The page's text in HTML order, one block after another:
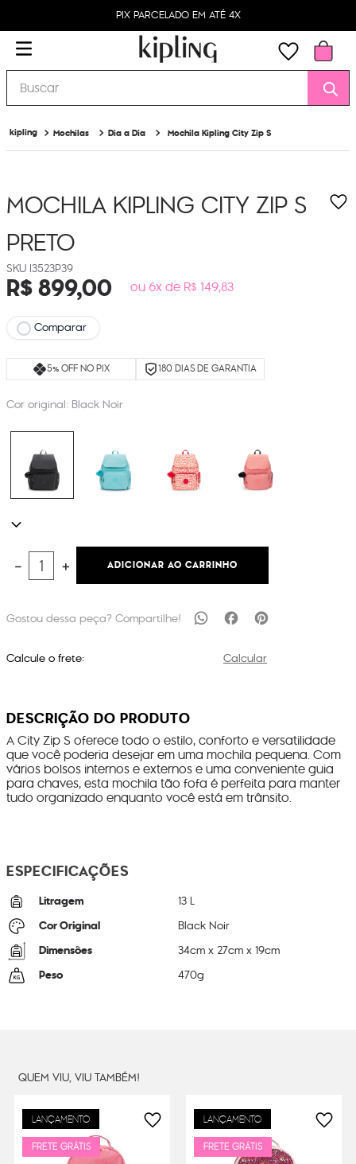
PIX PARCELADO EM ATÉ 4X
Buscar
Mochilas Dia a Dia Mochila Kipling City Zip S
MOCHILA KIPLING CITY ZIP S
PRETO
I3523P39
R$899,00 ou 6x de R$ 149,83
Comparar
5% OFF NO PIX 180 DIAS DE GARANTIA
Cor original: Black Noir
＋
－ ADICIONAR AO CARRINHO
Calcule o frete: Calcular
DESCRIÇÃO DO PRODUTO
A City Zip S oferece todo o estilo, conforto e versatilidade
que você poderia desejar em uma mochila pequena. Com
vários bolsos internos e externos e uma conveniente guia
para chaves, esta mochila tão fofa é perfeita para manter
tudo organizado enquanto você está em trânsito.
ESPECIFICAÇÕES
Litragem 13 L
Cor Original Black Noir
Dimensões 34cm x27cm x19cm
Peso 470g
QUEM VIU, VIU TAMBÉM!
LANÇAMENTO
FRETE GRÁTIS
LANÇAMENTO
FRETE GRÁTIS